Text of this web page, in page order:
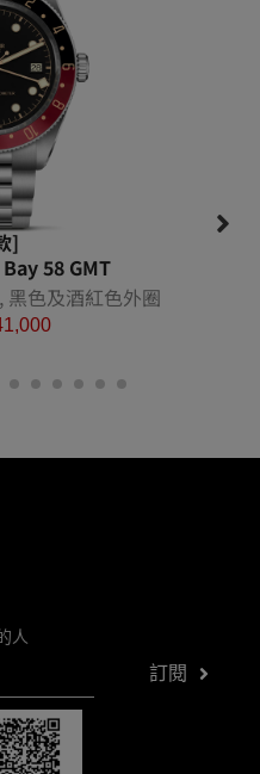
]
58 GMT
色及酒紅色外圈
人
訂閱